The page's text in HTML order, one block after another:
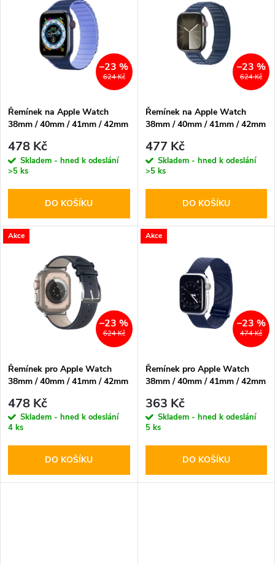
p
r
o
d
u
Abecedně
s
p
r
o
d
624 Kč
–23 %
Řemínek na Apple Watch
38mm / 40mm / 41mm / 42mm
478 Kč
Skladem - hned k odeslání
>5 ks
DO KOŠÍKU
624 Kč
–23 %
Řemínek na Apple Watch
38mm / 40mm / 41mm / 42mm
477 Kč
Skladem - hned k odeslání
>5 ks
DO KOŠÍKU
Akce
624 Kč
–23 %
Řemínek pro Apple Watch
38mm / 40mm / 41mm / 42mm
478 Kč
Skladem - hned k odeslání
4 ks
DO KOŠÍKU
Akce
474 Kč
–23 %
Řemínek pro Apple Watch
38mm / 40mm / 41mm / 42mm
363 Kč
Skladem - hned k odeslání
5 ks
DO KOŠÍKU